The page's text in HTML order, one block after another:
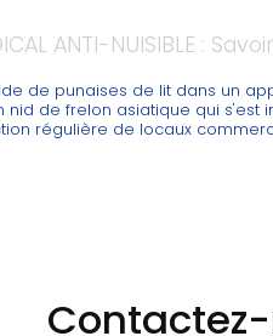
ANTI-NUISIBLE :
de punaises de lit dans un
nid de frelon asiatique qui s'est
régulière de locaux